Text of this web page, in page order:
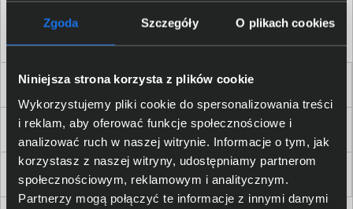
Zgoda Szczegóły O plikach cookies
Niniejsza strona korzysta z plików cookie
Wykorzystujemy pliki cookie do spersonalizowania treści
i reklam, aby oferować funkcje społecznościowe i
analizować ruch w naszej witrynie. Informacje o tym, jak
korzystasz z naszej witryny, udostępniamy partnerom
społecznościowym, reklamowym i analitycznym.
Partnerzy mogą połączyć te informacje z innymi danymi
Dla Firm i Instytucji
Zakupy
Delkom 2000